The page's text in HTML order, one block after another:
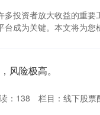
投资者放大收益的重要
成为关键。本文将为您
风险极高。
： 138 栏目： 线下股票